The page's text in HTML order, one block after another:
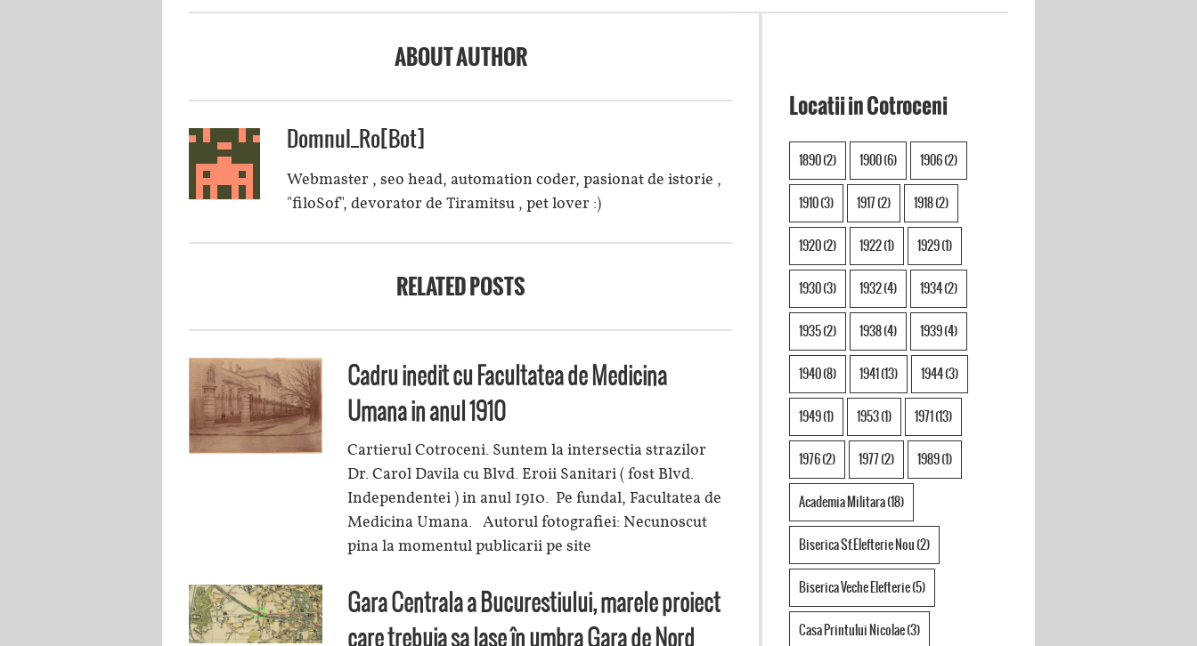
ABOUT AUTHOR
Domnul_Ro[Bot]
Webmaster , seo head, automation coder, pasionat de istorie ,
"filoSof", devorator de Tiramitsu , pet lover :)
RELATED POSTS
Cadru inedit cu Facultatea de Medicina
Umana in anul 1910
Cartierul Cotroceni. Suntem la intersectia strazilor
Dr. Carol Davila cu Blvd. Eroii Sanitari ( fost Blvd.
Independentei ) in anul 1910. Pe fundal, Facultatea de
Medicina Umana. Autorul fotografiei: Necunoscut
pina la momentul publicarii pe site
Gara Centrala a Bucurestiului, marele proiect
care trebuia sa lase în umbra Gara de Nord
Locatii in Cotroceni
1890(2) 1900(6) 1906(2)
1910(3) 1917(2) 1918(2)
1920(2) 1922(1) 1929(1)
1930(3) 1932(4) 1934(2)
1935(2) 1938(4) 1939(4)
1940(8) 1941(13) 1944(3)
1949(1) 1953(1) 1971(13)
1976(2) 1977(2) 1989(1)
Academia Militara(18)
Biserica Sf.Elefterie Nou(2)
Biserica Veche Elefterie(5)
Casa Printului Nicolae(3)